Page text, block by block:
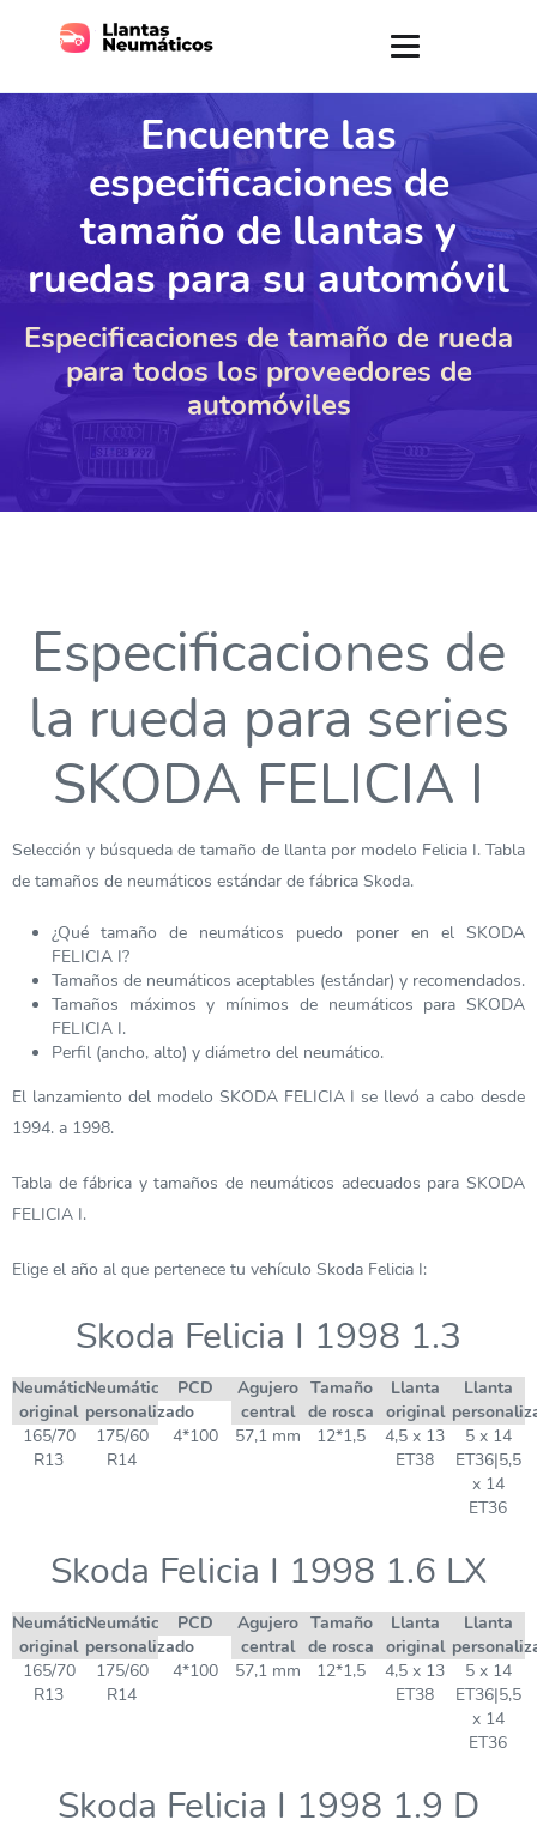
Encuentre las
especificaciones de
tamaño de llantas y
ruedas para su automóvil
Especificaciones de tamaño de rueda
para todos los proveedores de
automóviles
Especificaciones de
la rueda para series
SKODA FELICIA I
Selección y búsqueda de tamaño de llanta por modelo Felicia I. Tabla
de tamaños de neumáticos estándar de fábrica Skoda.
¿Qué tamaño de neumáticos puedo poner en el SKODA
FELICIA I?
Tamaños de neumáticos aceptables (estándar) y recomendados.
Tamaños máximos y mínimos de neumáticos para SKODA
FELICIA I.
Perfil (ancho, alto) y diámetro del neumático.
El lanzamiento del modelo SKODA FELICIA I se llevó a cabo desde
1994. a 1998.
Tabla de fábrica y tamaños de neumáticos adecuados para SKODA
FELICIA I.
Elige el año al que pertenece tu vehículo Skoda Felicia I:
Skoda Felicia I 1998 1.3
Neumático
original
Neumático
personalizado
PCD
Agujero
central
Tamaño
de rosca
Llanta
original
Llanta
165/70
R13
175/60
R14
4*100 57,1 mm 12*1,5
4,5 x 13
ET38
5 x 14
ET36|5,5
x 14
ET36
Skoda Felicia I 1998 1.6 LX
Neumático
original
Neumático
personalizado
PCD
Agujero
central
Tamaño
de rosca
Llanta
original
Llanta
165/70
R13
175/60
R14
4*100 57,1 mm 12*1,5
4,5 x 13
ET38
5 x 14
ET36|5,5
x 14
ET36
Skoda Felicia I 1998 1.9 D